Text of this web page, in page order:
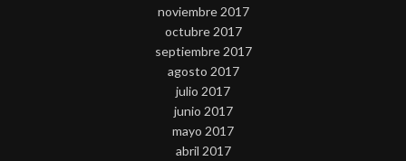
noviembre 2017
octubre 2017
septiembre 2017
agosto 2017
julio 2017
junio 2017
mayo 2017
abril 2017